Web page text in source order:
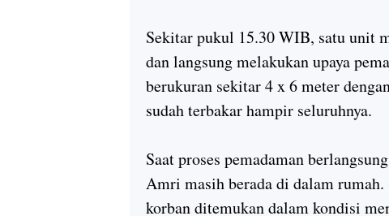
Sekitar pukul 15.30 WIB, satu unit
dan langsung melakukan upaya
berukuran sekitar 4 x 6 meter
sudah terbakar hampir seluruhnya.
Saat proses pemadaman
Amri masih berada di dalam
korban ditemukan dalam kondisi